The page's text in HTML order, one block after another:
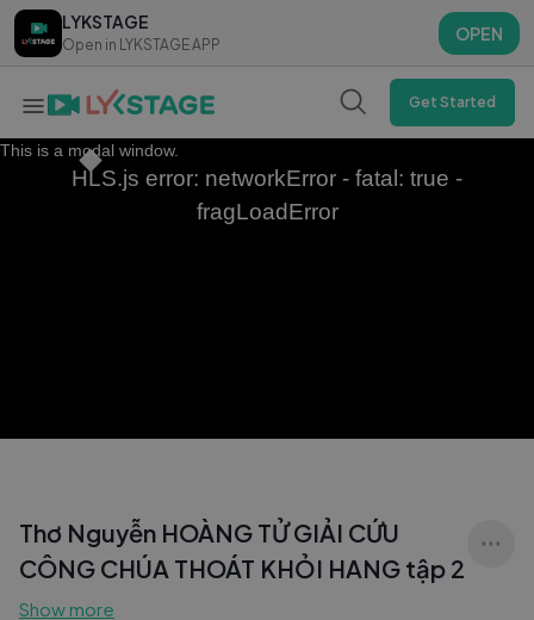
LYKSTAGE
Open in LYKSTAGE APP
OPEN
LYKSTAGE
Open in LYKSTAGE APP
OPEN
Get Started
This is a modal window.
HLS.js error: networkError - fatal: true -
fragLoadError
Thơ Nguyễn HOÀNG TỬ GIẢI CỨU
CÔNG CHÚA THOÁT KHỎI HANG tập 2
Show more